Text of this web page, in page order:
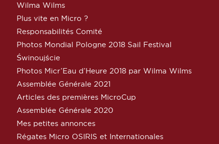
Wilma Wilms
Plus vite en Micro ?
Responsabilités Comité
Photos Mondial Pologne 2018 Sail Festival
Świnoujście
Photos Micr’Eau d’Heure 2018 par Wilma Wilms
Assemblée Générale 2021
Articles des premières MicroCup
Assemblée Générale 2020
Mes petites annonces
Régates Micro OSIRIS et Internationales